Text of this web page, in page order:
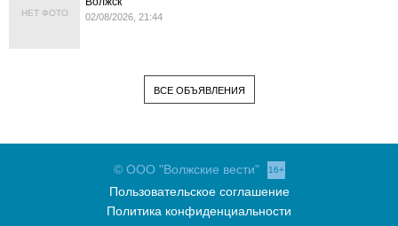
НЕТ ФОТО 02/08/2026, 21:44
ВСЕ ОБЪЯВЛЕНИЯ
© ООО "Волжские вести" 16+
Пользовательское соглашение
Политика конфиденциальности